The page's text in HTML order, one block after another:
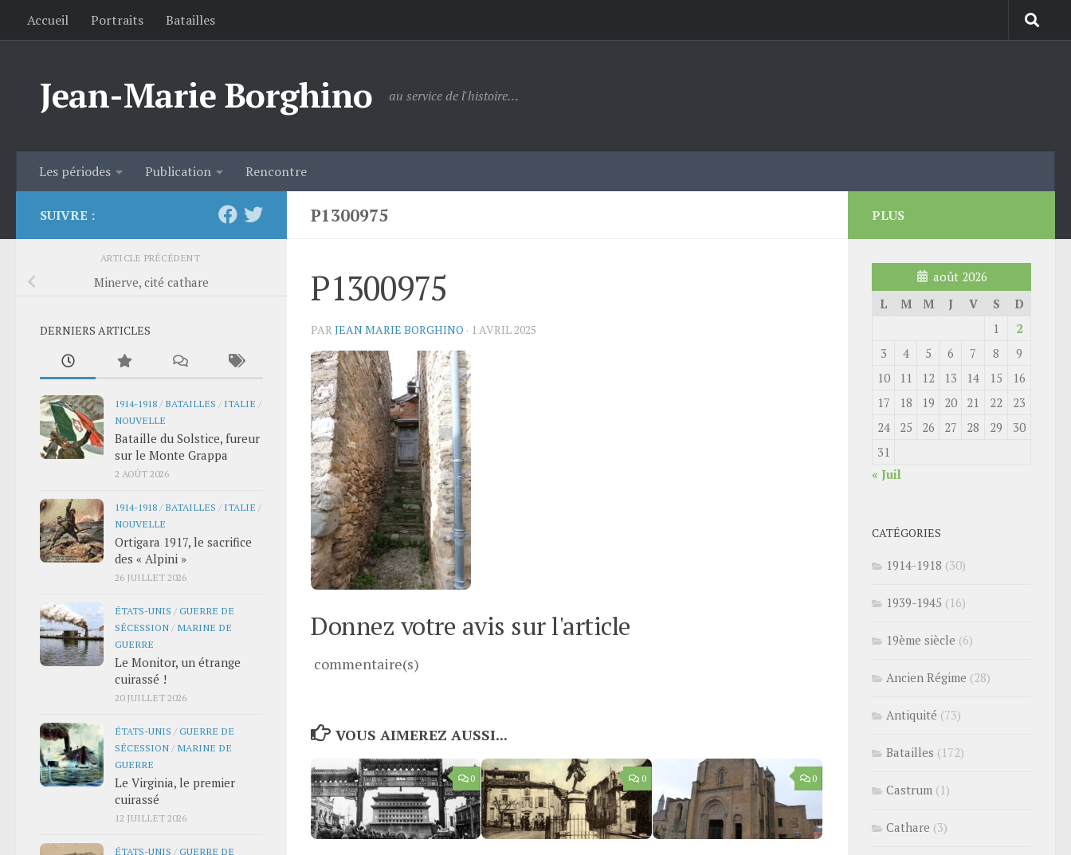
Skip to content
Accueil Portraits Batailles
Jean-Marie Borghino au service de l'histoire…
Les périodes Publication Rencontre
P1300975
P1300975
PAR JEAN MARIE BORGHINO · 1 AVRIL 2025
Donnez votre avis sur l'article
commentaire(s)
VOUS AIMEREZ AUSSI...
0 0 0
SUIVRE :
ARTICLE PRÉCÉDENT
Minerve, cité cathare
DERNIERS ARTICLES
1914-1918 / BATAILLES / ITALIE /
NOUVELLE
Bataille du Solstice, fureur
sur le Monte Grappa
2 AOÛT 2026
1914-1918 / BATAILLES / ITALIE /
NOUVELLE
Ortigara 1917, le sacrifice
des « Alpini »
26 JUILLET 2026
ÉTATS-UNIS /GUERRE DE
SÉCESSION / MARINE DE
GUERRE
Le Monitor, un étrange
cuirassé !
20 JUILLET 2026
ÉTATS-UNIS /GUERRE DE
SÉCESSION / MARINE DE
GUERRE
Le Virginia, le premier
cuirassé
12 JUILLET 2026
ÉTATS-UNIS /GUERRE DE
PLUS
août 2026
L
M M J V S
D
1
2
3
4 5 6 7 8
9
10
11 12 13 14 15
16
17
18 19 20 21 22
23
24
25 26 27 28 29
30
31
« Juil
CATÉGORIES
1914-1918 (30)
1939-1945 (16)
19ème siècle (6)
Ancien Régime (28)
Antiquité (73)
Batailles (172)
Castrum (1)
Cathare (3)